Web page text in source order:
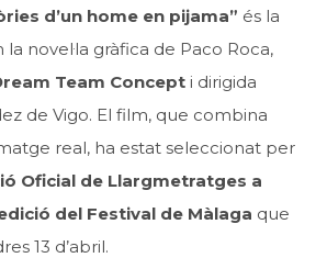
d’un home en pijama” és la
la novel·la gràfica de Paco Roca,
Team Concept i dirigida
de Vigo. El film, que combina
real, ha estat seleccionat per
Oficial de Llargmetratges a
del Festival de Màlaga que
13 d’abril.